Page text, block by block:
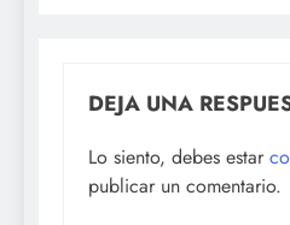
DEJA UNA
Lo siento, debes estar
publicar un comentario.